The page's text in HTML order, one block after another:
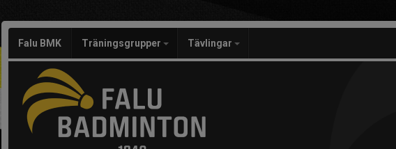
Falu BMK Träningsgrupper Tävlingar